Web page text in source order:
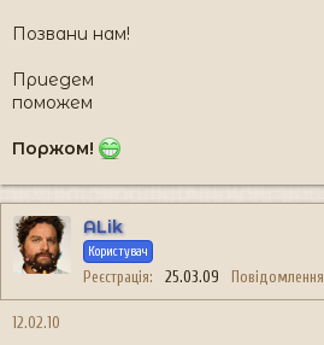
Позвани нам!
Приедем
поможем
Поржом!
ALik
Користувач
Реєстрація 25.03.09 Повідомлення
12.02.10